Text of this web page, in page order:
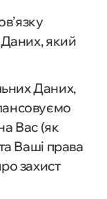
який
Даних,
Вас (як
Ваші права
захист